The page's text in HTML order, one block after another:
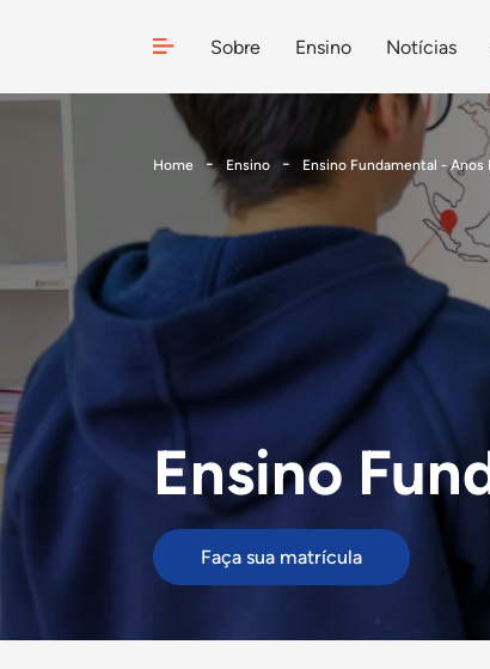
Sobre Ensino Notícias
Home Ensino Ensino Fundamental - Anos
Ensino
Faça sua matrícula